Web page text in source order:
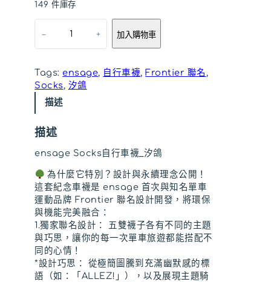
：
T
8
0
。
T
0
。
149 件庫存
s
g
e
o
c
k
s
行
車
襪
_
汐
鴿
數
量
– + 加入購物車
Tags: ensage, 自行車襪, Frontier 聯名
Socks, 汐鴿
描述
描述
ensage Socks自行車襪_汐鴿
為什麼它特別？設計與永續理念公開！
這套紀念車襪是 ensage 首次與知名單車
運動品牌 Frontier 聯名設計開發，將環保
與機能完美融合：
1.獨家聯名設計： 五雙襪子各有不同的主題
與巧思，讓你的每一次單車旅遊都能搭配不
同的心情！
*設計巧思： 從極簡圖騰到充滿幽默感的標
語（如：「ALLEZ!」），以及展現主題騎